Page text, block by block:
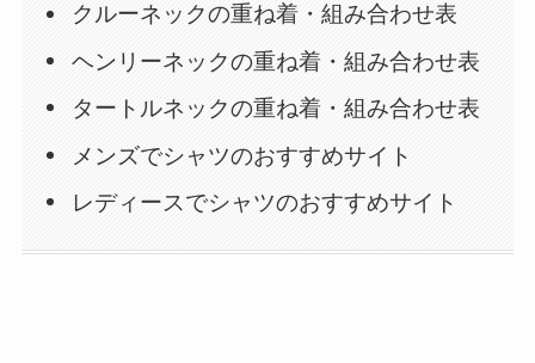
クルーネックの重ね着・組み合わせ表
ヘンリーネックの重ね着・組み合わせ表
タートルネックの重ね着・組み合わせ表
メンズでシャツのおすすめサイト
レディースでシャツのおすすめサイト